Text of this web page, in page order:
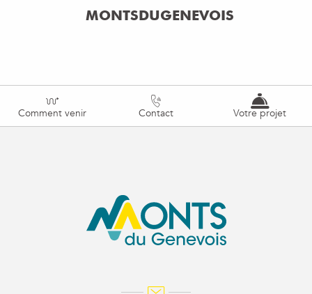
MONTSDUGENEVOIS
Comment venir Contact Votre projet